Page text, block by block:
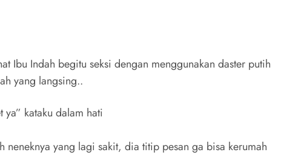
Ibu Indah begitu seksi dengan menggunakan daster putih
yang langsing..
kataku dalam hati
neneknya yang lagi sakit, dia titip pesan ga bisa kerumah